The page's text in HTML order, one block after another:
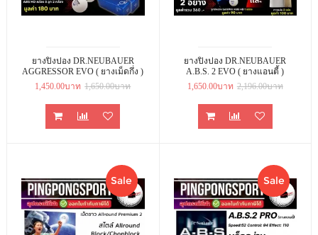
ยางปิงปอง DR.NEUBAUER
AGGRESSOR EVO ( ยางเม็ดกึ่ง )
1,450.00บาท 1,650.00บาท
ยางปิงปอง DR.NEUBAUER
A.B.S. 2 EVO ( ยางแอนตี้ )
1,650.00บาท 2,196.00บาท
Sale Sale